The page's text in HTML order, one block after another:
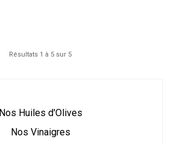
Résultats 1 à 5 sur 5
Nos Huiles d'Olives
Nos Vinaigres